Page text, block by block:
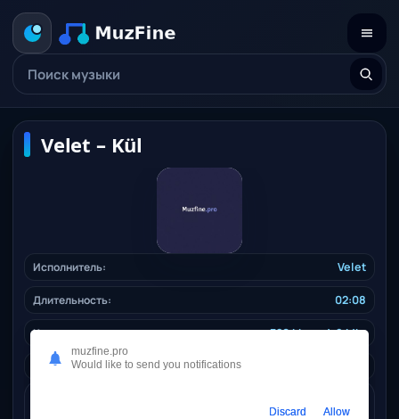
Velet – Kül
Исполнитель: Velet
Длительность: 02:08
Качество: 320 kbps, 4,9 Mb.
Дата релиза:
muzfine.pro
Would like to send you notifications
Discard Allow